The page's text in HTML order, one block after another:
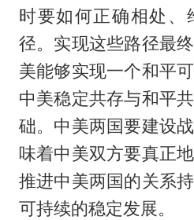
时要如何正确相处、
径。实现这些路径最
美能够实现一个和平
中美稳定共存与和平
础。中美两国要建设
味着中美双方要真正
推进中美两国的关系
可持续的稳定发展。